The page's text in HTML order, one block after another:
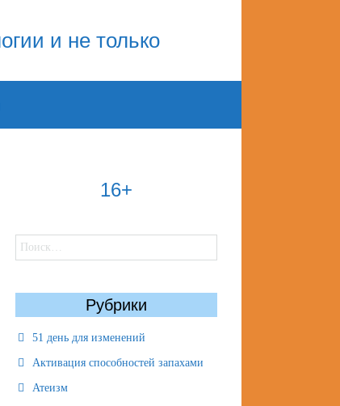
16+
Найти:
Рубрики
51 день для изменений
Активация способностей запахами
Атеизм